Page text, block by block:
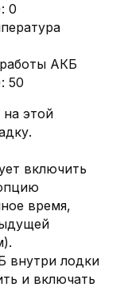
0
АКБ
50
на этой
включить
время,
внутри лодки
и включать